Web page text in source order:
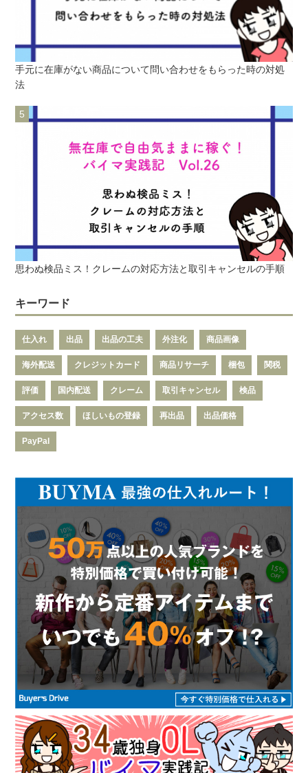
手元に在庫がない商品について問い合わせをもらった時の対処
法
思わぬ検品ミス！クレームの対応方法と取引キャンセルの手順
キーワード
仕入れ 出品 出品の工夫 外注化 商品画像
海外配送 クレジットカード 商品リサーチ 梱包 関税
評価 国内配送 クレーム 取引キャンセル 検品
アクセス数 ほしいもの登録 再出品 出品価格
PayPal